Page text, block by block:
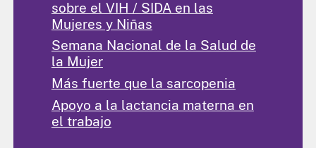
sobre el VIH / SIDA en las
Mujeres y Niñas
Semana Nacional de la Salud de
la Mujer
Más fuerte que la sarcopenia
Apoyo a la lactancia materna en
el trabajo